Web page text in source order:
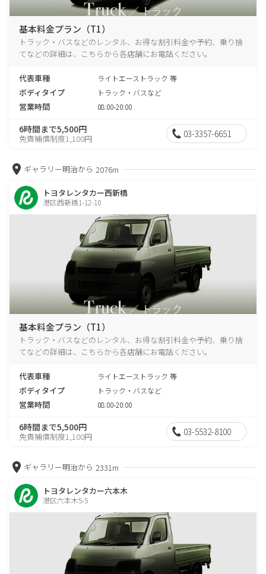
基本料金プラン（T1）
トラック・バスなどのレンタル、お得な割引料金や予約、乗り捨
てなどの詳細は、こちらから各店舗にお電話ください。
代表車種 ライトエーストラック 等
ボディタイプ トラック・バスなど
営業時間 08:00-20:00
6時間まで5,500円
免責補償制度1,100円 03-3357-6651
ギャラリー明治から 2076m
トヨタレンタカー西新橋
港区西新橋1-12-10
基本料金プラン（T1）
トラック・バスなどのレンタル、お得な割引料金や予約、乗り捨
てなどの詳細は、こちらから各店舗にお電話ください。
代表車種 ライトエーストラック 等
ボディタイプ トラック・バスなど
営業時間 08:00-20:00
6時間まで5,500円
免責補償制度1,100円 03-5532-8100
ギャラリー明治から 2331m
トヨタレンタカー六本木
港区六本木5-5